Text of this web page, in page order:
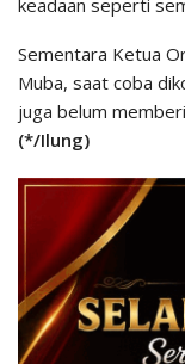
keadaan seperti
Sementara Ketua
Muba, saat coba
juga belum
(*/Ilung)